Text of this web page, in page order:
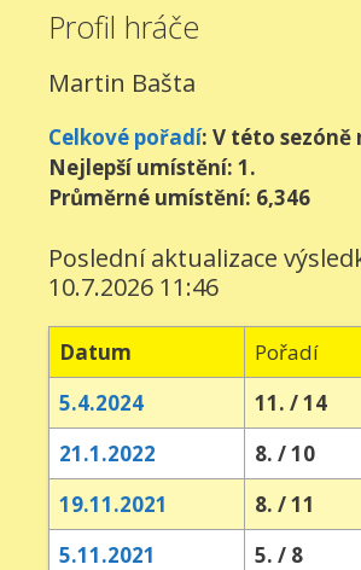
Profil hráče
Martin Bašta
Celkové pořadí: V této sezóně
Nejlepší umístění: 1.
Průměrné umístění: 6,346
Poslední aktualizace
10.7.2026 11:46
Datum Pořadí
5.4.2024
11. / 14
21.1.2022
8. / 10
19.11.2021
8. / 11
5.11.2021
5. / 8